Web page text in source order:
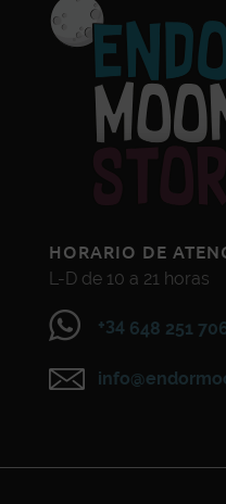
HORARIO DE
L-D de 10 a 21 horas
+34 648 251